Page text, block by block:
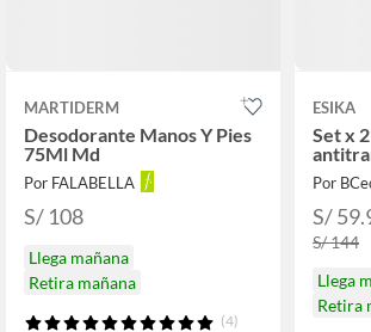
MARTIDERM
Desodorante Manos Y Pies
75Ml Md
Por FALABELLA
S/ 108
Llega mañana
Retira mañana
(4)
ESIKA
Set x
Por
S/
S/ 144
Llega
Retira